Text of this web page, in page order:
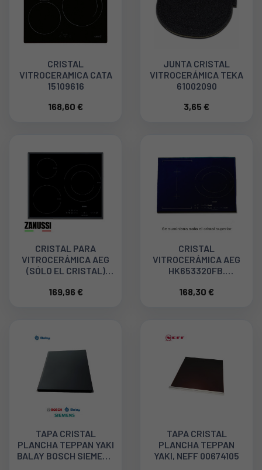
CRISTAL
VITROCERAMICA CATA
15109616
168,60 €
JUNTA CRISTAL
VITROCERÁMICA TEKA
61002090
3,65 €
CRISTAL PARA
VITROCERÁMICA AEG
(SÓLO EL CRISTAL)
169,96 €
CRISTAL
VITROCERÁMICA AEG
HK653320FB.
168,30 €
TAPA CRISTAL
PLANCHA TEPPAN YAKI
BALAY BOSCH SIEMENS
TAPA CRISTAL
PLANCHA TEPPAN
YAKI, NEFF 00674105